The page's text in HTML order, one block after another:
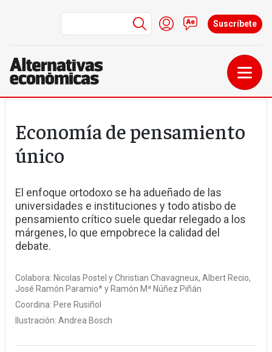
Menú de cuenta de
Iniciar sesión
Contacto
Suscríbete
Economía de pensamiento
único
El enfoque ortodoxo se ha adueñado de las
universidades e instituciones y todo atisbo de
pensamiento crítico suele quedar relegado a los
márgenes, lo que empobrece la calidad del
debate.
Colabora: Nicolas Postel y Christian Chavagneux Albert Recio
José Ramón Paramio*
Ramón Mª Núñez Piñán
Coordina: Pere Rusiñol
Ilustración: Andrea Bosch